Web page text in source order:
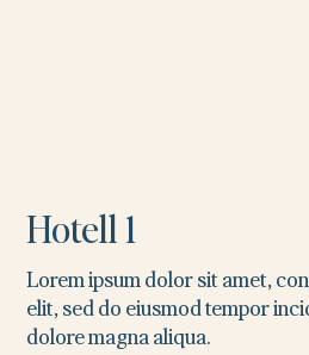
Hotell 1
Lorem ipsum dolor sit amet,
elit, sed do eiusmod tempor
dolore magna aliqua.